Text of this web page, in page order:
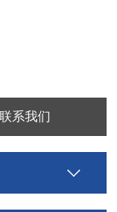
接上水和电
联系我们